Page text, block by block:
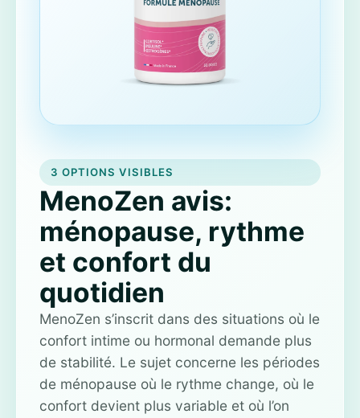
3 OPTIONS VISIBLES
MenoZen avis:
ménopause, rythme
et confort du
quotidien
MenoZen s’inscrit dans des situations où le
confort intime ou hormonal demande plus
de stabilité. Le sujet concerne les périodes
de ménopause où le rythme change, où le
confort devient plus variable et où l’on